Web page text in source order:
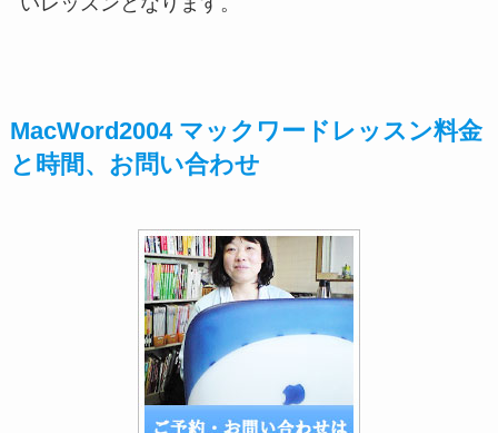
MacWord2004 マックワードレッスン料金
と時間、お問い合わせ